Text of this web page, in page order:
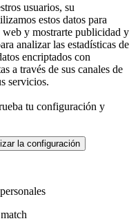
usuarios, su
estos datos para
web y mostrarte publicidad y
analizar las estadísticas de
encriptados con
a través de sus canales de
servicios.
tu configuración y
la configuración